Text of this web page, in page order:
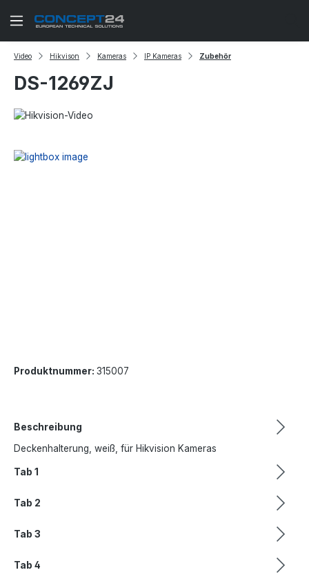
Zum Hauptinhalt springen
Video Hikvison Kameras IP Kameras Zubehör
DS-1269ZJ
Produktnummer: 315007
Beschreibung
Deckenhalterung, weiß, für Hikvision Kameras
Tab 1
Tab 2
Tab 3
Tab 4